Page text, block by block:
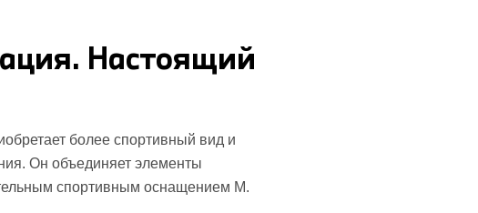
Настоящий
более спортивный вид и
Он объединяет элементы
спортивным оснащением M.